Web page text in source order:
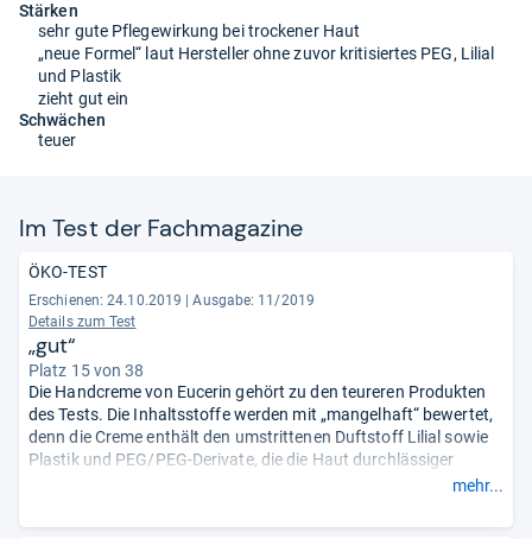
Stärken
sehr gute Pflegewirkung bei trockener Haut
„neue Formel“ laut Hersteller ohne zuvor kritisiertes PEG, Lilial
und Plastik
zieht gut ein
Schwächen
teuer
Im Test der Fach­ma­ga­zine
ÖKO-TEST
Erschienen: 24.10.2019
Ausgabe: 11/2019
Details zum Test
„gut“
Platz 15 von 38
Die Handcreme von Eucerin gehört zu den teureren Produkten
des Tests. Die Inhaltsstoffe werden mit „mangelhaft“ bewertet,
denn die Creme enthält den umstrittenen Duftstoff Lilial sowie
Plastik und PEG/PEG-Derivate, die die Haut durchlässiger
und ohne PEG-Derivate, wodurch sich die Gesamtnote stark
mehr...